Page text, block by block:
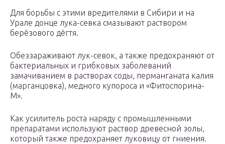
Для борьбы с этими вредителями в Сибири и на
Урале донце лука-севка смазывают раствором
берёзового дёгтя.
Обеззараживают лук-севок, а также предохраняют от
бактериальных и грибковых заболеваний
замачиванием в растворах соды, перманганата калия
(марганцовка), медного купороса и «Фитоспорина-
М».
Как усилитель роста наряду с промышленными
препаратами используют раствор древесной золы,
который также предохраняет луковицу от гниения.